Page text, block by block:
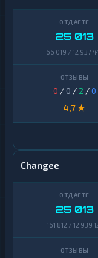
25 013
66 019 / 12 937
0 / 0 / 2 /0
4,7 ★
Changee
25 013
161 812 / 12 939